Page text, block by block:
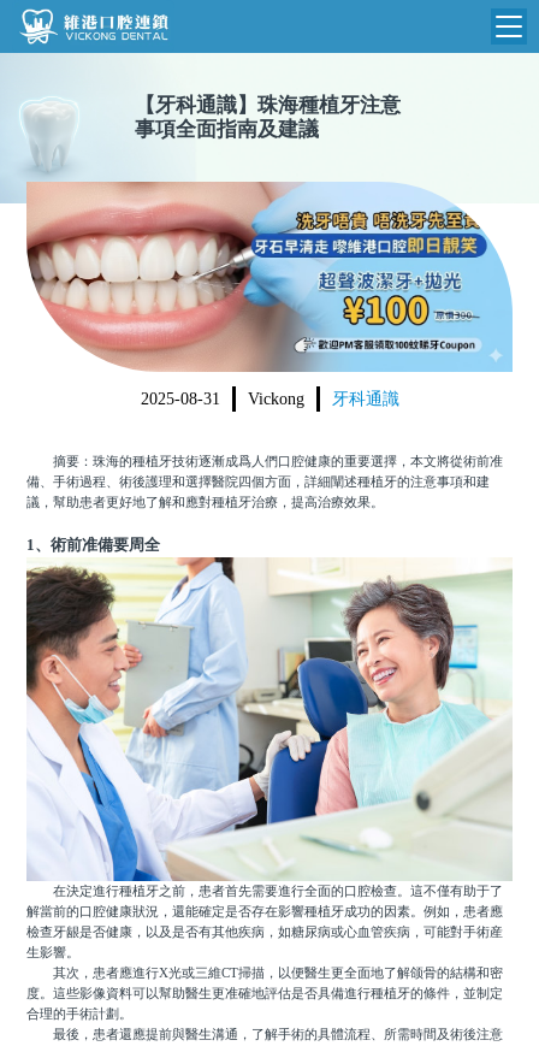
維港首頁
品牌介紹
環境設備
醫院新聞
收費標準
N
收費總表
植牙收費
根管收費
美學收費
箍牙收費
醫生團隊
門診時間
【 牙科通識】 珠海種植牙注意
事項全面指南及建議
2025-08-31 Vickong 牙科通識
摘要：珠海的種植牙技術逐漸成爲人們口腔健康的重要選擇，本文將從術前准
備、手術過程、術後護理和選擇醫院四個方面，詳細闡述種植牙的注意事項和建
議，幫助患者更好地了解和應對種植牙治療，提高治療效果。
1、術前准備要周全
在決定進行種植牙之前，患者首先需要進行全面的口腔檢查。這不僅有助于了
解當前的口腔健康狀況，還能確定是否存在影響種植牙成功的因素。例如，患者應
檢查牙龈是否健康，以及是否有其他疾病，如糖尿病或心血管疾病，可能對手術産
生影響。
其次，患者應進行X光或三維CT掃描，以便醫生更全面地了解颌骨的結構和密
度。這些影像資料可以幫助醫生更准確地評估是否具備進行種植牙的條件，並制定
合理的手術計劃。
最後，患者還應提前與醫生溝通，了解手術的具體流程、所需時間及術後注意